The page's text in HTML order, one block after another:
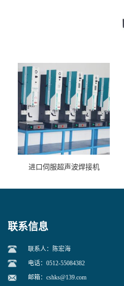
进口伺服超声波焊接机
联系信息
联系人：陈宏海
电话：0512-55084382
邮箱： cshks@139.com